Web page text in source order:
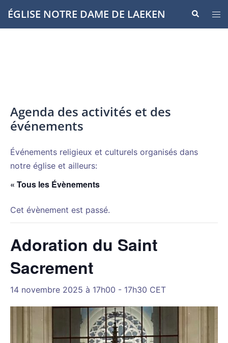
Aller
auÉGLISE NOTRE DAME DE LAEKEN
le
Agenda des activités et des
événements
Événements religieux et culturels organisés dans
notre église et ailleurs:
« Tous les Évènements
Cet évènement est passé.
Adoration du Saint
Sacrement
14 novembre 2025 à 17h00 - 17h30 CET